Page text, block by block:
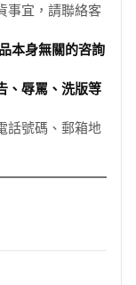
事宜，請聯絡客
本身無關的咨詢
、辱罵、洗版等
話號碼、郵箱地